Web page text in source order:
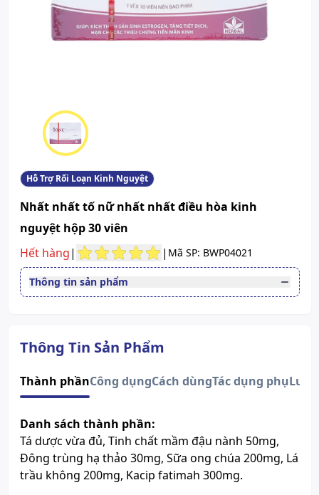
Hỗ Trợ Rối Loạn Kinh Nguyệt
Nhất nhất tố nữ nhất nhất điều hòa kinh
nguyệt hộp 30 viên
Hết hàng| | Mã SP: BWP04021
Thông tin sản phẩm
Dạng bào chế
Viên nén bao phim
Số đăng ký
Lưu ý
Sản phẩm này không phải là
thuốc và không có tác dụng thay
Xem giấy công bố sản phẩm
Thông Tin Sản Phẩm
Thành phầnCông dụngCách dùngTác dụng phụLưu
Danh sách thành phần:
Tá dược vừa đủ, Tinh chất mầm đậu nành 50mg,
Đông trùng hạ thảo 30mg, Sữa ong chúa 200mg, Lá
trầu không 200mg, Kacip fatimah 300mg.